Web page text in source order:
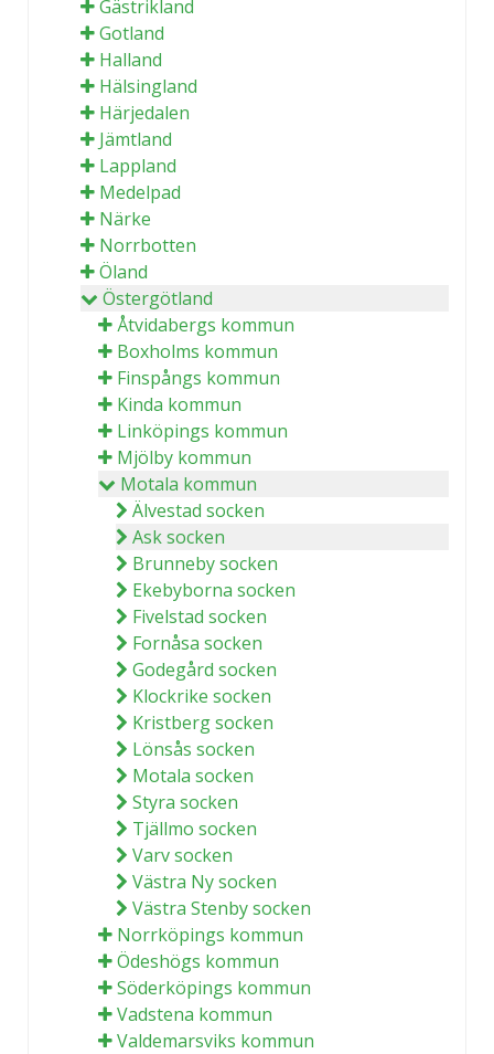
Gästrikland
Gotland
Halland
Hälsingland
Härjedalen
Jämtland
Lappland
Medelpad
Närke
Norrbotten
Öland
Östergötland
Åtvidabergs kommun
Boxholms kommun
Finspångs kommun
Kinda kommun
Linköpings kommun
Mjölby kommun
Motala kommun
Älvestad socken
Ask socken
Brunneby socken
Ekebyborna socken
Fivelstad socken
Fornåsa socken
Godegård socken
Klockrike socken
Kristberg socken
Lönsås socken
Motala socken
Styra socken
Tjällmo socken
Varv socken
Västra Ny socken
Västra Stenby socken
Norrköpings kommun
Ödeshögs kommun
Söderköpings kommun
Vadstena kommun
Valdemarsviks kommun